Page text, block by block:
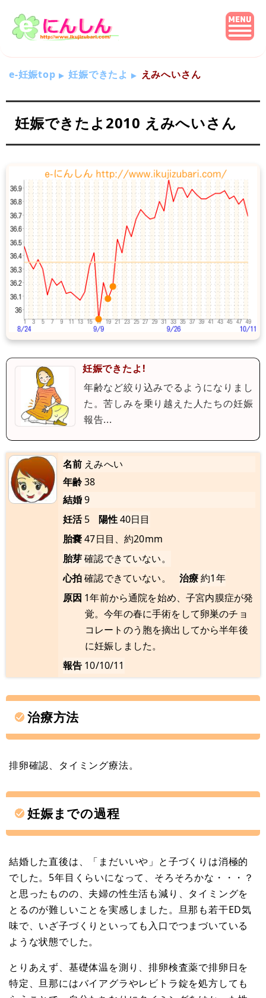
e-妊娠top 妊娠できたよ えみへいさん
妊娠できたよ2010 えみへいさん
妊娠できたよ!
年齢など絞り込みでるようになりまし
た。苦しみを乗り越えた人たちの妊娠
報告...
名前 えみへい
年齢38
結婚9
妊活 5 陽性40日目
胎嚢47日目、約20mm
胎芽確認できていない。
心拍確認できていない。 治療約1年
原因 1年前から通院を始め、子宮内膜症が発
覚。今年の春に手術をして卵巣のチョ
コレートのう胞を摘出してから半年後
に妊娠しました。
報告 10/10/11
治療方法
排卵確認、タイミング療法。
妊娠までの過程
結婚した直後は、「まだいいや」と子づくりは消極的
でした。5年目くらいになって、そろそろかな・・・？
と思ったものの、夫婦の性生活も減り、タイミングを
とるのが難しいことを実感しました。旦那も若干ED気
味で、いざ子づくりといっても入口でつまづいている
ような状態でした。
とりあえず、基礎体温を測り、排卵検査薬で排卵日を
特定、旦那にはバイアグラやレビトラ錠を処方しても